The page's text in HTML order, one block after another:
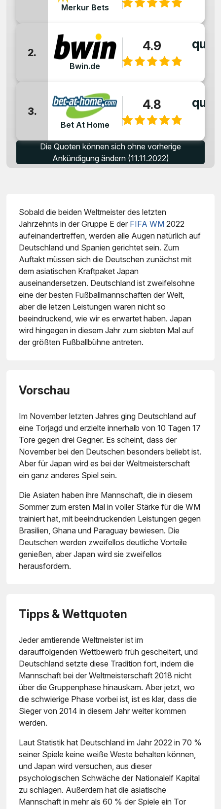
Merkur Bets
2.
Bwin.de
4.9
3.
Bet At Home
4.8
Die Quoten können sich ohne vorherige
Ankündigung ändern (11.11.2022)
Sobald die beiden Weltmeister des letzten
Jahrzehnts in der Gruppe E der FIFA WM 2022
aufeinandertreffen, werden alle Augen natürlich auf
Deutschland und Spanien gerichtet sein. Zum
Auftakt müssen sich die Deutschen zunächst mit
dem asiatischen Kraftpaket Japan
auseinandersetzen. Deutschland ist zweifelsohne
eine der besten Fußballmannschaften der Welt,
aber die letzen Leistungen waren nicht so
beeindruckend, wie wir es erwartet haben. Japan
wird hingegen in diesem Jahr zum siebten Mal auf
der größten Fußballbühne antreten.
Vorschau
Im November letzten Jahres ging Deutschland auf
eine Torjagd und erzielte innerhalb von 10 Tagen 17
Tore gegen drei Gegner. Es scheint, dass der
November bei den Deutschen besonders beliebt ist.
Aber für Japan wird es bei der Weltmeisterschaft
ein ganz anderes Spiel sein.
Die Asiaten haben ihre Mannschaft, die in diesem
Sommer zum ersten Mal in voller Stärke für die WM
trainiert hat, mit beeindruckenden Leistungen gegen
Brasilien, Ghana und Paraguay bewiesen. Die
Deutschen werden zweifellos deutliche Vorteile
genießen, aber Japan wird sie zweifellos
herausfordern.
Tipps & Wettquoten
Jeder amtierende Weltmeister ist im
darauffolgenden Wettbewerb früh gescheitert, und
Deutschland setzte diese Tradition fort, indem die
Mannschaft bei der Weltmeisterschaft 2018 nicht
über die Gruppenphase hinauskam. Aber jetzt, wo
die schwierige Phase vorbei ist, ist es klar, dass die
Sieger von 2014 in diesem Jahr weiter kommen
werden.
Laut Statistik hat Deutschland im Jahr 2022 in 70 %
seiner Spiele keine weiße Weste behalten können,
und Japan wird versuchen, aus dieser
psychologischen Schwäche der Nationalelf Kapital
zu schlagen. Außerdem hat die asiatische
Mannschaft in mehr als 60 % der Spiele ein Tor